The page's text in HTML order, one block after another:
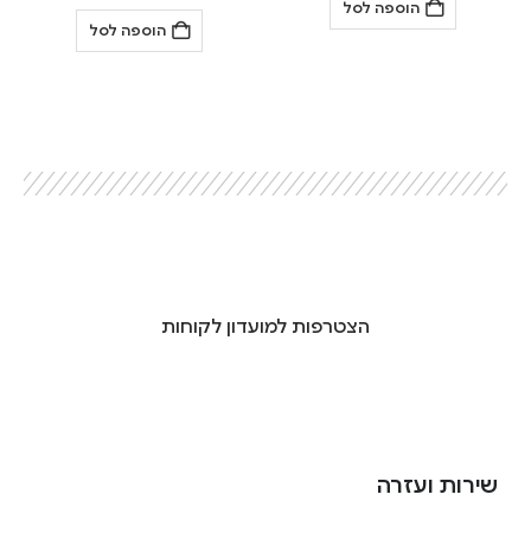
הוספה לסל
הוספה לסל
הצטרפות למועדון לקוחות
שירות ועזרה